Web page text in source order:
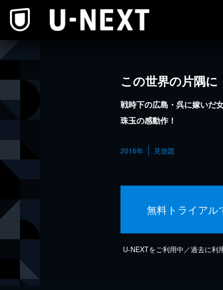
この世界の片隅に
戦時下の広島・呉に嫁いだ
珠玉の感動作！
2016年 見放題
無料トライアル
U-NEXTをご利用中／過去に利